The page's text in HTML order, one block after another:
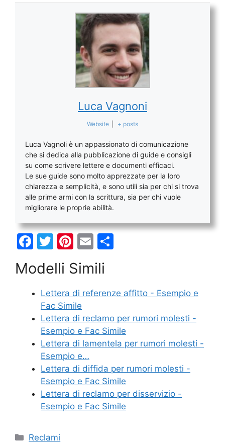
Luca Vagnoni
Website + posts
Luca Vagnoli è un appassionato di comunicazione
che si dedica alla pubblicazione di guide e consigli
su come scrivere lettere e documenti efficaci.
Le sue guide sono molto apprezzate per la loro
chiarezza e semplicità, e sono utili sia per chi si trova
alle prime armi con la scrittura, sia per chi vuole
migliorare le proprie abilità.
F
c
e
b
o
o
k
T
itt
er
Pi
er
e
st
E
ai
l
di
di
Modelli Simili
Lettera di referenze affitto - Esempio e
Fac Simile
Lettera di reclamo per rumori molesti -
Esempio e Fac Simile
Lettera di lamentela per rumori molesti -
Esempio e…
Lettera di diffida per rumori molesti -
Esempio e Fac Simile
Lettera di reclamo per disservizio -
Esempio e Fac Simile
Categorie
Reclami